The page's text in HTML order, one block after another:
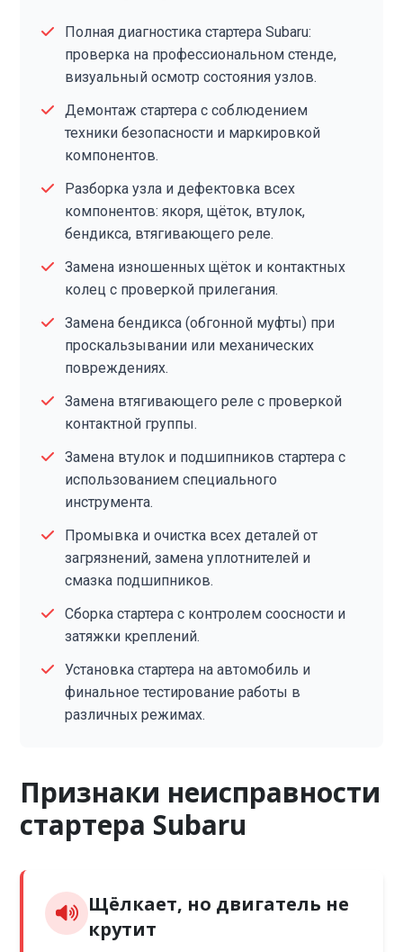
Полная диагностика стартера Subaru:
проверка на профессиональном стенде,
визуальный осмотр состояния узлов.
Демонтаж стартера с соблюдением
техники безопасности и маркировкой
компонентов.
Разборка узла и дефектовка всех
компонентов: якоря, щёток, втулок,
бендикса, втягивающего реле.
Замена изношенных щёток и контактных
колец с проверкой прилегания.
Замена бендикса (обгонной муфты) при
проскальзывании или механических
повреждениях.
Замена втягивающего реле с проверкой
контактной группы.
Замена втулок и подшипников стартера с
использованием специального
инструмента.
Промывка и очистка всех деталей от
загрязнений, замена уплотнителей и
смазка подшипников.
Сборка стартера с контролем соосности и
затяжки креплений.
Установка стартера на автомобиль и
финальное тестирование работы в
различных режимах.
Признаки неисправности
стартера Subaru
Щёлкает, но двигатель не
крутит